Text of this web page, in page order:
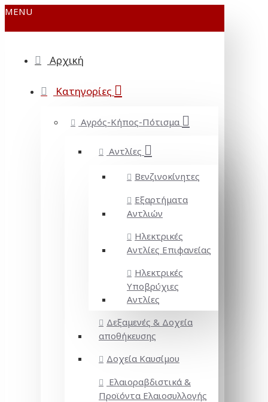
MENU
Αρχική
Κατηγορίες
Αγρός-Κήπος-Πότισμα
Αντλίες
Βενζινοκίνητες
Εξαρτήματα
Αντλιών
Ηλεκτρικές
Αντλίες Επιφανείας
Ηλεκτρικές
Υποβρύχιες
Αντλίες
Δεξαμενές & Δοχεία
αποθήκευσης
Δοχεία Καυσίμου
Ελαιοραβδιστικά &
Προϊόντα Ελαιοσυλλογής